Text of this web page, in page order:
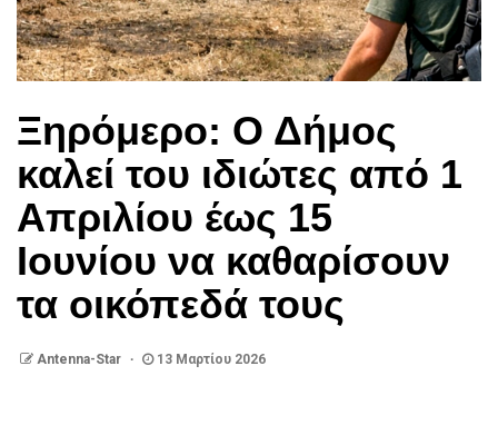
Ξηρόμερο: Ο Δήμος
καλεί του ιδιώτες από 1
Απριλίου έως 15
Ιουνίου να καθαρίσουν
τα οικόπεδά τους
Antenna-Star 13 Μαρτίου 2026